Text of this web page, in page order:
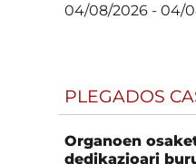
04/08/2026 -04/
PLEGADOS
Organoen
dedikazioari